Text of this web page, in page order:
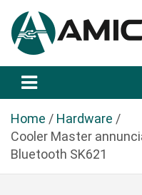
a
Home
Hardware
Cooler Master
Bluetooth SK621